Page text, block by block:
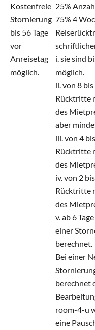
Kostenfreie
Stornierung
bis 56 Tage
vor
Anreisetag
möglich.
25%
75% 4
i. sie sind
möglich.
ii. von 8
Rücktritte
des
aber
iii. von 4
Rücktritte
des
iv. von 2
Rücktritte
des
v. ab 6
einer
berechnet.
Bei einer
berechnet
room-4-u
eine